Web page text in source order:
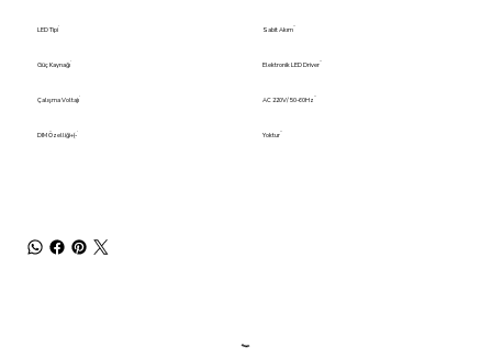
LED Tipi Sabit Akım
Güç Kaynağı Elektronik LED Driver
Çalışma Voltajı AC 220V/ 50-60Hz
DIM Özelliği+(- Yoktur